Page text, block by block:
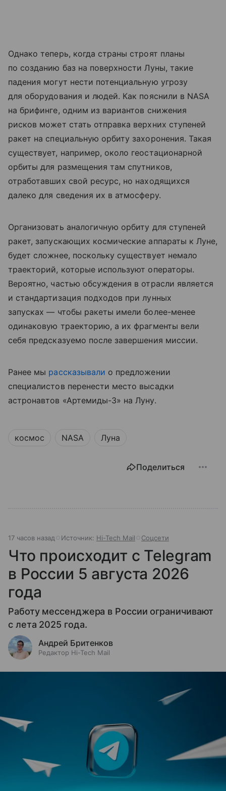
Однако теперь, когда страны строят планы
по созданию баз на поверхности Луны, такие
падения могут нести потенциальную угрозу
для оборудования и людей. Как пояснили в NASA
на брифинге, одним из вариантов снижения
рисков может стать отправка верхних ступеней
ракет на специальную орбиту захоронения. Такая
существует, например, около геостационарной
орбиты для размещения там спутников,
отработавших свой ресурс, но находящихся
далеко для сведения их в атмосферу.
Организовать аналогичную орбиту для ступеней
ракет, запускающих космические аппараты к Луне,
будет сложнее, поскольку существует немало
траекторий, которые используют операторы.
Вероятно, частью обсуждения в отрасли является
и стандартизация подходов при лунных
запусках — чтобы ракеты имели более-менее
одинаковую траекторию, а их фрагменты вели
себя предсказуемо после завершения миссии.
Ранее мы рассказывали о предложении
специалистов перенести место высадки
астронавтов «Артемиды-3» на Луну.
космос NASA Луна
Поделиться
17 часов назад Источник: Hi-Tech Mail Соцсети
Что происходит с Telegram
в России 5 августа 2026
года
Работу мессенджера в России ограничивают
с лета 2025 года.
Андрей Бритенков
Редактор Hi-Tech Mail